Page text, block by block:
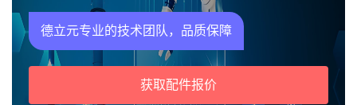
德立元专业的技术团队，品质保障
获取配件报价